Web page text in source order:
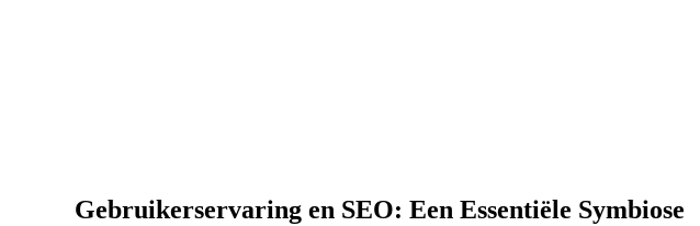
Gebruikerservaring en SEO: Een Essentiële Symbiose